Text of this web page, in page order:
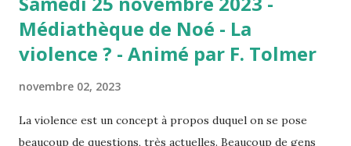
Médiathèque de Noé - La
violence ? - Animé par F. Tolmer
novembre 02, 2023
La violence est un concept à propos duquel on se pose
beaucoup de questions, très actuelles. Beaucoup de gens